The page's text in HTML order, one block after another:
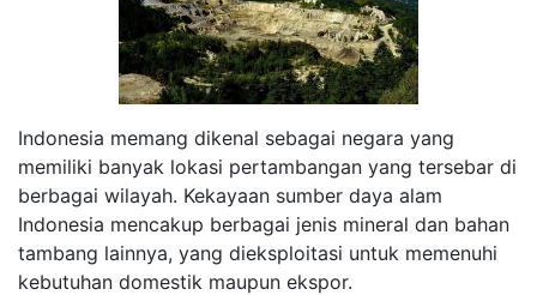
Indonesia memang dikenal sebagai negara yang
memiliki banyak lokasi pertambangan yang tersebar di
berbagai wilayah. Kekayaan sumber daya alam
Indonesia mencakup berbagai jenis mineral dan bahan
tambang lainnya, yang dieksploitasi untuk memenuhi
kebutuhan domestik maupun ekspor.